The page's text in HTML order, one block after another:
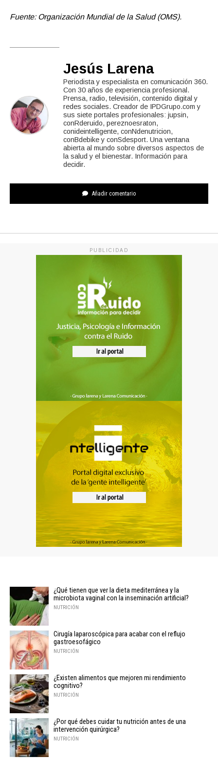
Fuente: Organización Mundial de la Salud (OMS).
Jesús Larena
Periodista y especialista en comunicación 360.
Con 30 años de experiencia profesional.
Prensa, radio, televisión, contenido digital y
redes sociales. Creador de IPDGrupo.com y
sus siete portales profesionales: jupsin,
conRderuido, pereznoesraton,
conideintelligente, conNdenutricion,
conBdebike y conSdesport. Una ventana
abierta al mundo sobre diversos aspectos de
la salud y el bienestar. Información para
decidir.
Añadir comentario
PUBLICIDAD
¿Qué tienen que ver la dieta mediterránea y la
microbiota vaginal con la inseminación artificial?
NUTRICIÓN
Cirugía laparoscópica para acabar con el reflujo
gastroesofágico
NUTRICIÓN
¿Existen alimentos que mejoren mi rendimiento
cognitivo?
NUTRICIÓN
¿Por qué debes cuidar tu nutrición antes de una
intervención quirúrgica?
NUTRICIÓN